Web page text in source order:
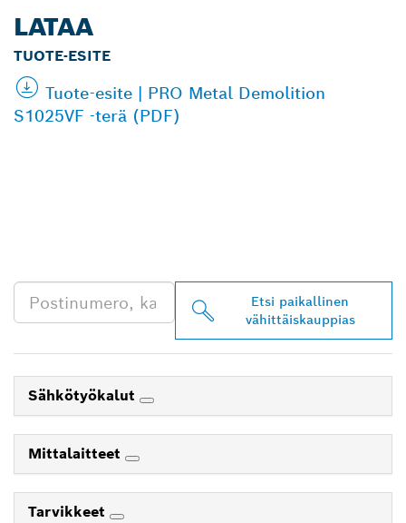
LATAA
TUOTE-ESITE
Tuote-esite | PRO Metal Demolition
S1025VF -terä (PDF)
Etsi paikallinen
vähittäiskauppias
Sähkötyökalut
Mittalaitteet
Tarvikkeet